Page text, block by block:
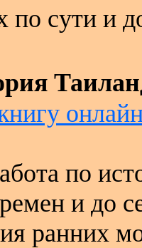
по сути и
по
и до
ранних